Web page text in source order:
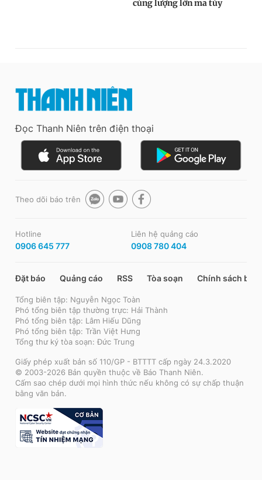
Đọc Thanh Niên trên điện thoại
Theo dõi báo trên
Hotline
0906 645 777
Liên hệ quảng cáo
0908 780 404
Đặt báo Quảng cáo RSS Tòa soạn Chính sách bảo
Tổng biên tập: Nguyễn Ngọc Toàn
Phó tổng biên tập thường trực: Hải Thành
Phó tổng biên tập: Lâm Hiếu Dũng
Phó tổng biên tập: Trần Việt Hưng
Tổng thư ký tòa soạn: Đức Trung
Giấy phép xuất bản số 110/GP - BTTTT cấp ngày 24.3.2020
© 2003-2026 Bản quyền thuộc về Báo Thanh Niên.
Cấm sao chép dưới mọi hình thức nếu không có sự chấp thuận
bằng văn bản.